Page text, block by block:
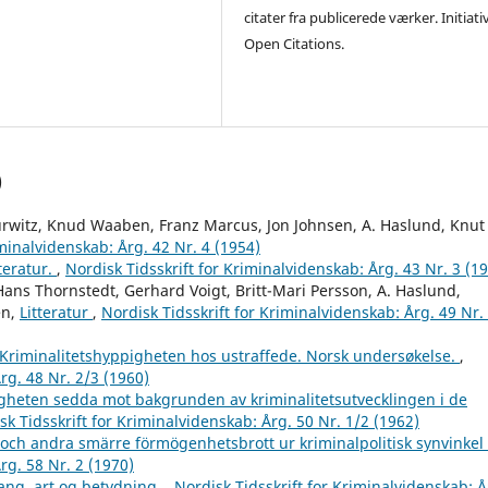
citater fra publicerede værker.
Open Citations.
Knud Waaben, Franz Marcus, Jon Johnsen, A. Haslund, Knut
Årg. 42 Nr. 4 (1954)
, Nordisk Tidsskrift for Kriminalvidenskab: Årg. 43 Nr. 3
Thornstedt, Gerhard Voigt, Britt-Mari Persson, A. Haslund,
Litteratur , Nordisk Tidsskrift for Kriminalvidenskab: Årg. 49 Nr.
Kriminalitetshyppigheten hos ustraffede. Norsk undersøkelse. ,
48 Nr. 2/3 (1960)
sedda mot bakgrunden av kriminalitetsutvecklingen i de
Tidsskrift for Kriminalvidenskab: Årg. 50 Nr. 1/2 (1962)
andra smärre förmögenhetsbrott ur kriminalpolitisk synvinkel
58 Nr. 2 (1970)